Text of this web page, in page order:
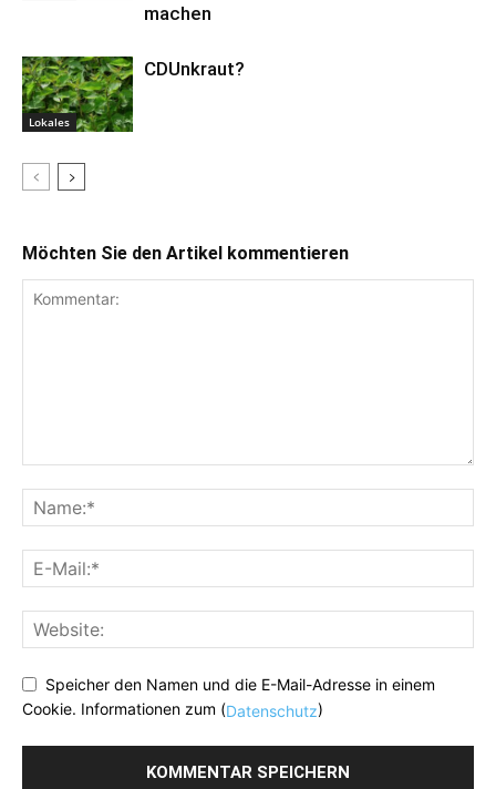
machen
Lokales
CDUnkraut?
Möchten Sie den Artikel kommentieren
Speicher den Namen und die E-Mail-Adresse in einem
Cookie. Informationen zum (Datenschutz)